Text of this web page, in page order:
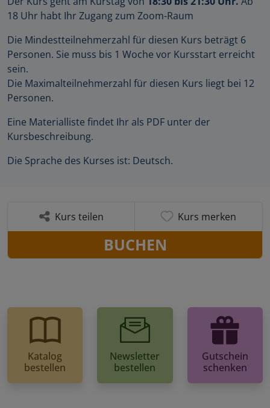
18 Uhr habt Ihr Zugang zum Zoom-Raum
Die Mindestteilnehmerzahl für diesen Kurs beträgt 6
Personen. Sie muss bis 1 Woche vor Kursstart erreicht
sein.
Die Maximalteilnehmerzahl für diesen Kurs liegt bei 12
Personen.
Eine Materialliste findet Ihr als PDF unter der
Kursbeschreibung.
Die Sprache des Kurses ist: Deutsch.
Kurs teilen Kurs merken
BUCHEN
Katalog
bestellen
Newsletter
bestellen
Gutschein
schenken